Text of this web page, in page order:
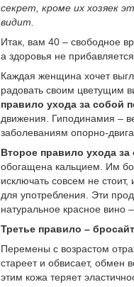
секрет, кроме их хозяек
видит.
Итак, вам 40 – свободное
а здоровья не прибавляется.
Каждая женщина хочет
радовать своим цветущим
правило ухода за собой
движения. Гиподинамия –
заболеваниям опорно-
Второе правило ухода за
обогащена кальцием. Им
исключать совсем не
для употребления. Эти
натуральное красное вино
Третье правило –
Перемены с возрастом
стареет и обвисает, обмен
этим кожа теряет